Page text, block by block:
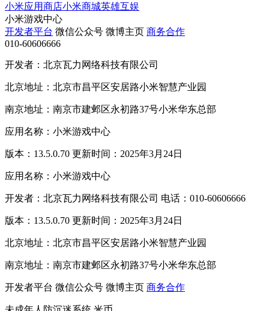
小米应用商店小米商城英雄互娱
小米游戏中心
开发者平台 微信公众号 微博主页 商务合作
010-60606666
开发者：北京瓦力网络科技有限公司
北京地址：北京市昌平区安居路小米智慧产业园
南京地址：南京市建邺区永初路37号小米华东总部
应用名称：小米游戏中心
版本：13.5.0.70 更新时间：2025年3月24日
应用名称：小米游戏中心
开发者：北京瓦力网络科技有限公司 电话：010-60606666
版本：13.5.0.70 更新时间：2025年3月24日
北京地址：北京市昌平区安居路小米智慧产业园
南京地址：南京市建邺区永初路37号小米华东总部
开发者平台 微信公众号 微博主页 商务合作